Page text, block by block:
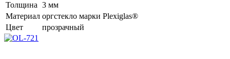
Толщина 3 мм
Материал оргстекло марки Plexiglas®
Цвет
прозрачный